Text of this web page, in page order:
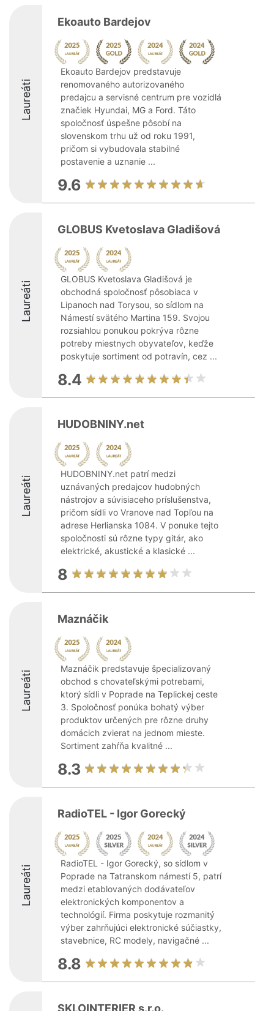
Laureáti
Ekoauto Bardejov
Ekoauto Bardejov predstavuje
renomovaného autorizovaného
predajcu a servisné centrum pre vozidlá
značiek Hyundai, MG a Ford. Táto
spoločnosť úspešne pôsobí na
slovenskom trhu už od roku 1991,
pričom si vybudovala stabilné
postavenie a uznanie ...
9.6
Laureáti
GLOBUS Kvetoslava Gladišová
GLOBUS Kvetoslava Gladišová je
obchodná spoločnosť pôsobiaca v
Lipanoch nad Torysou, so sídlom na
Námestí svätého Martina 159. Svojou
rozsiahlou ponukou pokrýva rôzne
potreby miestnych obyvateľov, keďže
poskytuje sortiment od potravín, cez ...
8.4
Laureáti
HUDOBNINY.net
HUDOBNINY.net patrí medzi
uznávaných predajcov hudobných
nástrojov a súvisiaceho príslušenstva,
pričom sídli vo Vranove nad Topľou na
adrese Herlianska 1084. V ponuke tejto
spoločnosti sú rôzne typy gitár, ako
elektrické, akustické a klasické ...
8
Laureáti
Maznáčik
Maznáčik predstavuje špecializovaný
obchod s chovateľskými potrebami,
ktorý sídli v Poprade na Teplickej ceste
3. Spoločnosť ponúka bohatý výber
produktov určených pre rôzne druhy
domácich zvierat na jednom mieste.
Sortiment zahŕňa kvalitné ...
8.3
Laureáti
RadioTEL - Igor Gorecký
RadioTEL - Igor Gorecký, so sídlom v
Poprade na Tatranskom námestí 5, patrí
medzi etablovaných dodávateľov
elektronických komponentov a
technológií. Firma poskytuje rozmanitý
výber zahrňujúci elektronické súčiastky,
stavebnice, RC modely, navigačné ...
8.8
SKLOINTERIER s.r.o.